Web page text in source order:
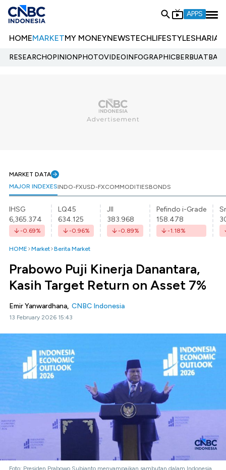
APPS
HOMEMARKETMY MONEYNEWSTECHLIFESTYLESHARIA
RESEARCHOPINIONPHOTOVIDEOINFOGRAPHIC
MARKET DATA
MAJOR INDEXESINDO-FXUSD-FXCOMMODITIESBONDS
IHSG
6,365.374
-0.69%
LQ45
634.125
-0.96%
JII
383.968
-0.89%
Pefindo i-Grade
158.478
-1.18%
HOME Market Berita Market
Prabowo Puji Kinerja Danantara,
Kasih Target Return on Asset 7%
Emir Yanwardhana, CNBC Indonesia
13 February 2026 15:43